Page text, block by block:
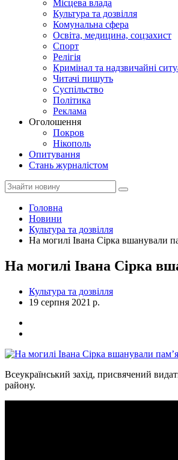
Місцева влада
Культура та дозвілля
Комунальна сфера
Освіта, медицина, соцзахист
Спорт
Релігія
Кримінал та надзвичайні
Читачі пишуть
Суспільство
Політика
Реклама
Оголошення
Покров
Нікополь
Опитування
Стань журналістом
Головна
Новини
Культура та дозвілля
На могилі Івана Сірка вшанували
На могилі Івана Сірка
Культура та дозвілля
19 серпня 2021 р.
Всеукраїнський захід, присвячений
району.